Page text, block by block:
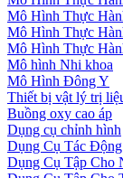
Mô Hình Thực
Mô Hình Thực
Mô Hình Thực
Mô hình Nhi khoa
Mô Hình Đông Y
Thiết bị vật lý trị
Buồng oxy cao áp
Dụng cụ chỉnh hình
Dụng Cụ Tác
Dụng Cụ Tập Cho